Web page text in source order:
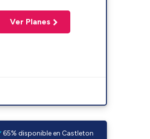
Ver Planes
65% disponible en Castleton